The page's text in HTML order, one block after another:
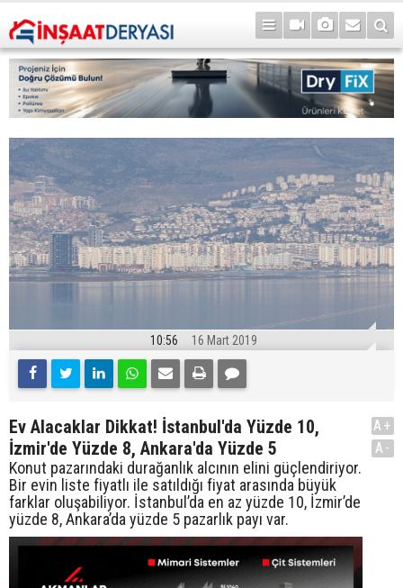
10:56 16 Mart 2019
Ev Alacaklar Dikkat! İstanbul'da Yüzde 10,
İzmir'de Yüzde 8, Ankara'da Yüzde 5
Konut pazarındaki durağanlık alcının elini güçlendiriyor.
Bir evin liste fiyatlı ile satıldığı fiyat arasında büyük
farklar oluşabiliyor. İstanbul’da en az yüzde 10, İzmir’de
yüzde 8, Ankara’da yüzde 5 pazarlık payı var.
A+
A-